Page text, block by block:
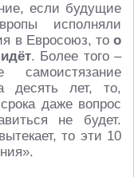
если будущие
исполняли
в Евросоюз, то о
. Более того –
самоистязание
десять лет, то,
даже вопрос
не будет.
то эти 10